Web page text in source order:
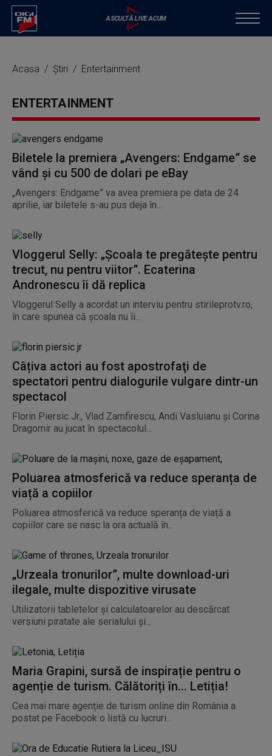
Acasa Știri Entertainment
ENTERTAINMENT
Biletele la premiera „Avengers: Endgame” se
vând și cu 500 de dolari pe eBay
„Avengers: Endgame” va avea premiera pe data de 24
aprilie, iar biletele s-au pus deja în...
Vloggerul Selly: „Școala te pregătește pentru
trecut, nu pentru viitor”. Ecaterina
Andronescu îi dă replica
Vloggerul Selly a acordat un interviu pentru stirileprotv.ro,
în care spunea că școala nu îi...
Câțiva actori au fost apostrofaţi de
spectatori pentru dialogurile vulgare dintr-un
spectacol
Florin Piersic Jr., Vlad Zamfirescu, Andi Vasluianu şi Corina
Dragomir au jucat în spectacolul...
Poluarea atmosferică va reduce speranța de
viață a copiilor
Poluarea atmosferică va reduce speranța de viață a
copiilor care se nasc la ora actuală în...
„Urzeala tronurilor”, multe download-uri
ilegale, multe dispozitive virusate
Utilizatorii tabletelor și calculatoarelor au descărcat
versiuni piratate ale serialului și...
Maria Grapini, sursă de inspirație pentru o
agenție de turism. Călătoriți în... Letiția!
Cea mai mare agenție de turism online din România a
postat pe Facebook o listă cu lucruri...